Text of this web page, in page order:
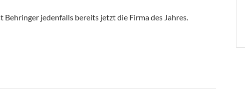
jedenfalls bereits jetzt die Firma des Jahres.